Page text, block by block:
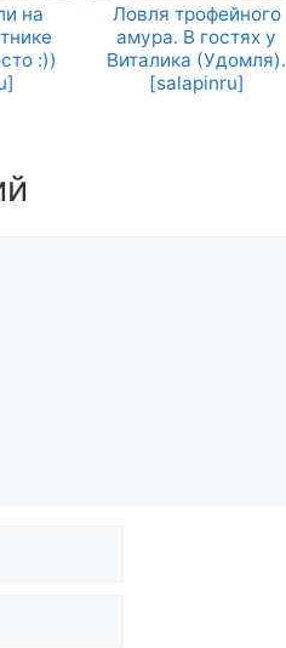
на
:))
Ловля трофейного
амура. В гостях у
Виталика (Удомля).
[salapinru]